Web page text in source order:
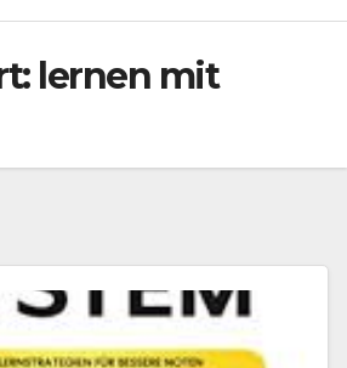
lernen mit